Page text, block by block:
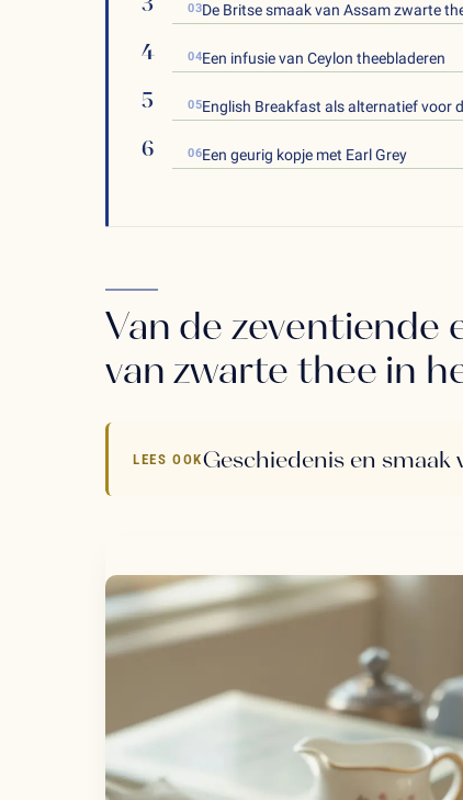
03De Britse smaak van Assam zwarte
04Een infusie van Ceylon theebladeren
05English Breakfast als alternatief voor
06Een geurig kopje met Earl Grey
Van de zeventiende
van zwarte thee in
LEES OOKGeschiedenis en smaak